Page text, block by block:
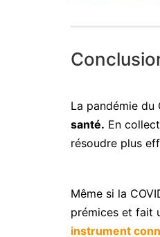
La pandémie du
santé. En
résoudre plus
Même si la
prémices et fait
instrument